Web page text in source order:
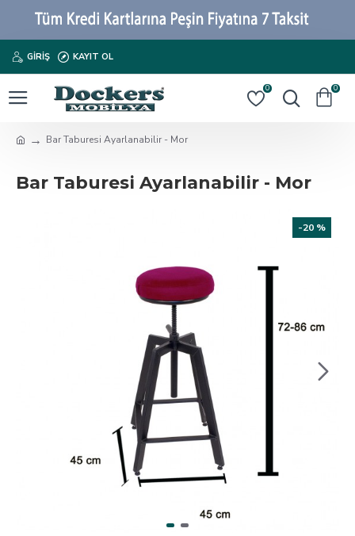
GIRIŞ KAYIT OL
0 0
Bar Taburesi Ayarlanabilir - Mor
Bar Taburesi Ayarlanabilir - Mor
-20 %